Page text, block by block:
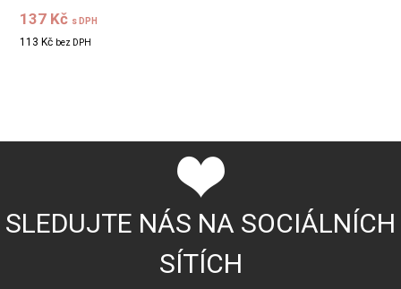
137 Kč s DPH
113 Kč bez DPH
SLEDUJTE NÁS NA SOCIÁLNÍCH
SÍTÍCH